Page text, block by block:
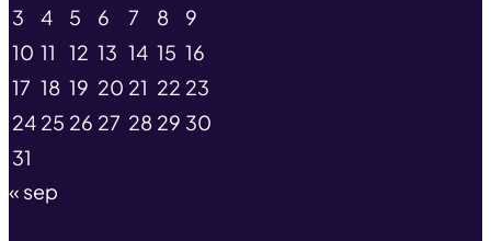
3
4 5 6 7 8
9
10 11 12 13 14 15 16
17 18 19 20 21 22 23
24 25 26 27 28 29 30
31
« sep